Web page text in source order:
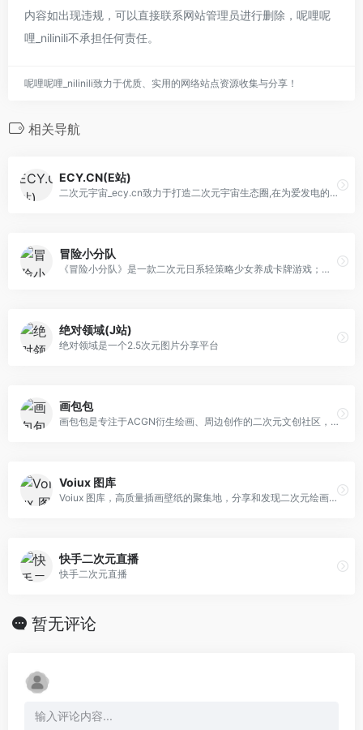
内容如出现违规，可以直接联系网站管理员进行删除，呢哩呢
哩_nilinili不承担任何责任。
呢哩呢哩_nilinili致力于优质、实用的网络站点资源收集与分享！
相关导航
ECY.CN(E站)
二次元宇宙_ecy.cn致力于打造二次元宇宙生态圈,在为爱发电的时光里我们会逐渐成长~进步~其中包含二次元的各类知识~让人们更容易地理解什么是二次元
冒险小分队
《冒险小分队》是一款二次元日系轻策略少女养成卡牌游戏；玩家将穿越未来异界，消灭因为“深渊病毒”而发生变异的敌人，拯救世界。游戏中，玩家将会召唤数十位美少女卡牌，通过策略布阵、属性相克、角色养成等玩法，来取胜利。还有温泉系统、空艇宿舍等多个特色玩法，让冒险的同时，不失情调。史诗与想象，情感与牵绊，起伏的剧情和清新的画风，将带来梦幻冒险体验！
绝对领域(J站)
绝对领域是一个2.5次元图片分享平台
画包包
画包包是专注于ACGN衍生绘画、周边创作的二次元文创社区，主要为画师、字手、写手提供ACGN二次创作的展示交流和制作服务。
Voiux 图库
Voiux 图库，高质量插画壁纸的聚集地，分享和发现二次元绘画艺术作品。
快手二次元直播
快手二次元直播
暂无评论